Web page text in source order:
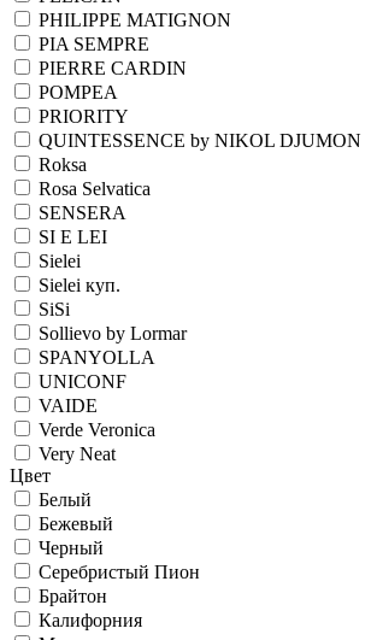
PHILIPPE MATIGNON
PIA SEMPRE
PIERRE CARDIN
POMPEA
PRIORITY
QUINTESSENCE by NIKOL DJUMON
Roksa
Rosa Selvatica
SENSERA
SI E LEI
Sielei
Sielei куп.
SiSi
Sollievo by Lormar
SPANYOLLA
UNICONF
VAIDE
Verde Veronica
Very Neat
Цвет
Белый
Бежевый
Черный
Серебристый Пион
Брайтон
Калифорния